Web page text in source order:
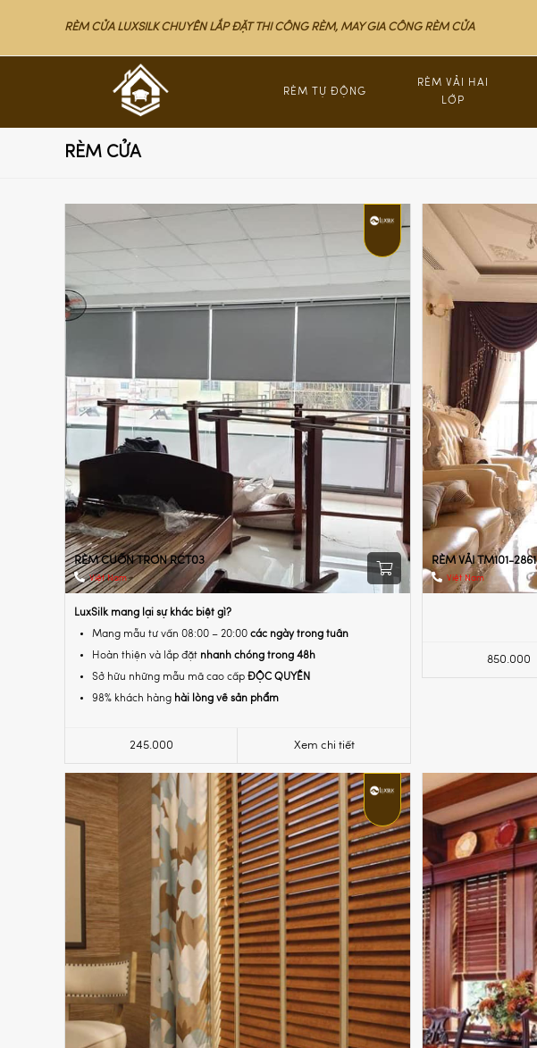
RÈM CỬA LUXSILK CHUYÊN LẮP ĐẶT THI CÔNG RÈM, MAY GIA CÔNG RÈM CỬA
RÈM TỰ ĐỘNG
RÈM VẢI HAI
LỚP
RÈM CỬA
RÈM CUỐN TRƠN RCT03
Việt Nam
LuxSilk mang lại sự khác biệt gì?
Mang mẫu tư vấn 08:00 – 20:00 các ngày trong tuần
Hoàn thiện và lắp đặt nhanh chóng trong 48h
Sở hữu những mẫu mã cao cấp ĐỘC QUYỀN
98% khách hàng hài lòng về sản phẩm
245.000 Xem chi tiết
RÈM VẢI TM101-2861
Việt Nam
850.000